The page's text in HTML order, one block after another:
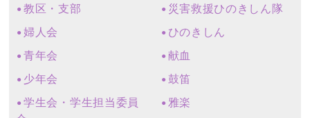
教区・支部
婦人会
青年会
少年会
学生会・学生担当委員
災害救援ひのきしん隊
ひのきしん
献血
鼓笛
雅楽